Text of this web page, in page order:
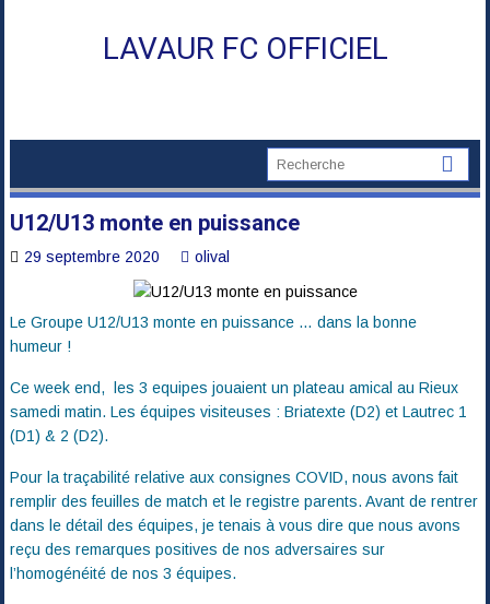
LAVAUR FC OFFICIEL
U12/U13 monte en puissance
29 septembre 2020 olival
Le Groupe U12/U13 monte en puissance … dans la bonne
humeur !
Ce week end, les 3 equipes jouaient un plateau amical au Rieux
samedi matin. Les équipes visiteuses : Briatexte (D2) et Lautrec 1
(D1) & 2 (D2).
Pour la traçabilité relative aux consignes COVID, nous avons fait
remplir des feuilles de match et le registre parents. Avant de rentrer
dans le détail des équipes, je tenais à vous dire que nous avons
reçu des remarques positives de nos adversaires sur
l’homogénéité de nos 3 équipes.